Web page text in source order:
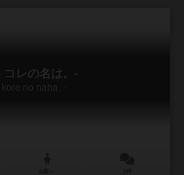
コレの名は。-
kore no naha. -